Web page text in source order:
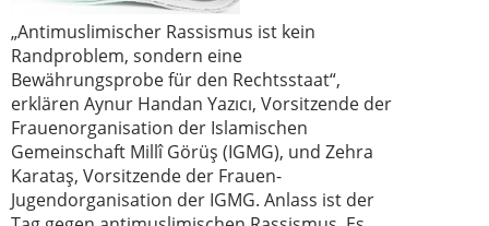
„Antimuslimischer Rassismus ist kein
Randproblem, sondern eine
Bewährungsprobe für den Rechtsstaat“,
erklären Aynur Handan Yazıcı, Vorsitzende der
Frauenorganisation der Islamischen
Gemeinschaft Millî Görüş (IGMG), und Zehra
Karataş, Vorsitzende der Frauen-
Jugendorganisation der IGMG. Anlass ist der